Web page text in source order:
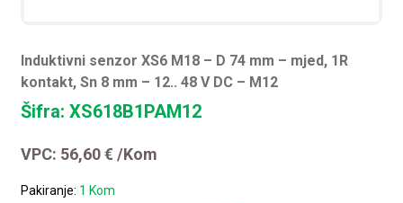
Induktivni senzor XS6 M18 – D 74 mm – mjed, 1R
kontakt, Sn 8 mm – 12.. 48 V DC – M12
Šifra: XS618B1PAM12
VPC: 56,60€ /Kom
Pakiranje: 1 Kom